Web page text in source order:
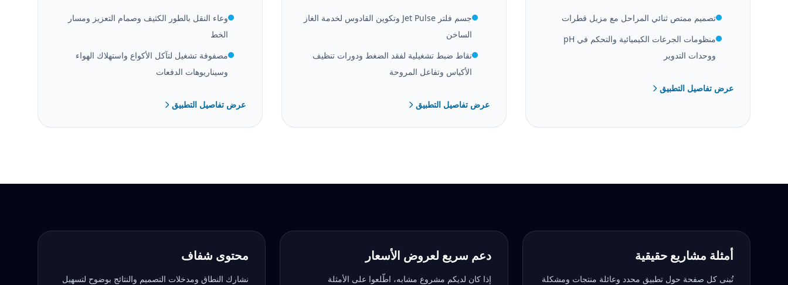
تصميم ممتص ثنائي المراحل مع مزيل قطرات
منظومات الجرعات الكيميائية والتحكم في pH
ووحدات التدوير
عرض تفاصيل التطبيق
جسم فلتر Jet Pulse وتكوين القادوس لخدمة الغاز
الساخن
نقاط ضبط تشغيلية لفقد الضغط ودورات تنظيف
الأكياس وتفاعل المروحة
عرض تفاصيل التطبيق
وعاء النقل بالطور الكثيف وصمام التعزيز ومسار
الخط
مصفوفة تشغيل لتآكل الأكواع واستهلاك الهواء
وسيناريوهات الدفعات
عرض تفاصيل التطبيق
أمثلة مشاريع حقيقية
تُبنى كل صفحة حول تطبيق محدد وعائلة منتجات ومشكلة
دعم سريع لعروض الأسعار
إذا كان لديكم مشروع مشابه، اطّلعوا على الأمثلة
محتوى شفاف
نشارك النطاق ومدخلات التصميم والنتائج بوضوح لتسهيل